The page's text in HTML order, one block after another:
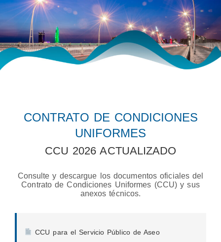
CONTRATO DE CONDICIONES
UNIFORMES
CCU 2026 ACTUALIZADO
Consulte y descargue los documentos oficiales del
Contrato de Condiciones Uniformes (CCU) y sus
anexos técnicos.
CCU para el Servicio Público de Aseo